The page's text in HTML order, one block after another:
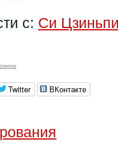
с: Си
Twitter ВКонтакте